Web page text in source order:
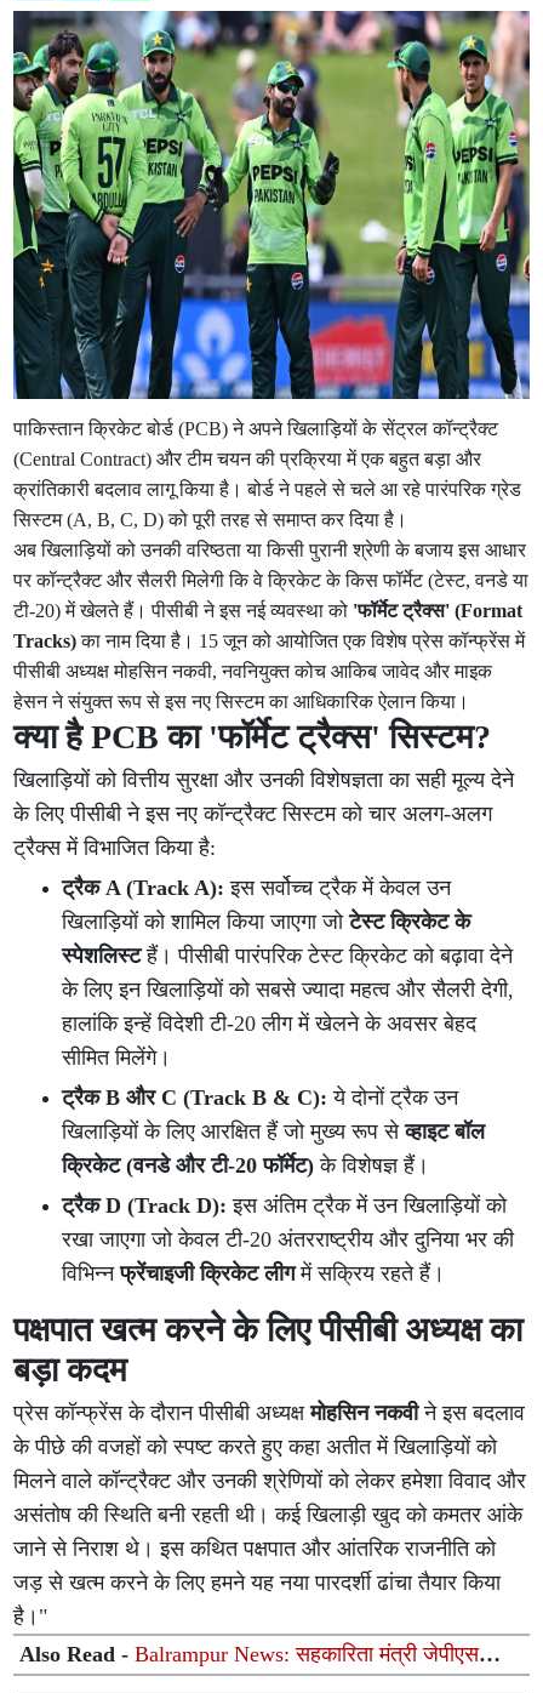
पाकिस्तान क्रिकेट बोर्ड (PCB) ने अपने खिलाड़ियों के सेंट्रल कॉन्ट्रैक्ट
(Central Contract) और टीम चयन की प्रक्रिया में एक बहुत बड़ा और
क्रांतिकारी बदलाव लागू किया है। बोर्ड ने पहले से चले आ रहे पारंपरिक ग्रेड
सिस्टम (A, B, C, D) को पूरी तरह से समाप्त कर दिया है।
अब खिलाड़ियों को उनकी वरिष्ठता या किसी पुरानी श्रेणी के बजाय इस आधार
पर कॉन्ट्रैक्ट और सैलरी मिलेगी कि वे क्रिकेट के किस फॉर्मेट (टेस्ट, वनडे या
टी-20) में खेलते हैं। पीसीबी ने इस नई व्यवस्था को 'फॉर्मेट ट्रैक्स' (Format
Tracks)का नाम दिया है। 15 जून को आयोजित एक विशेष प्रेस कॉन्फ्रेंस में
पीसीबी अध्यक्ष मोहसिन नकवी, नवनियुक्त कोच आकिब जावेद और माइक
हेसन ने संयुक्त रूप से इस नए सिस्टम का आधिकारिक ऐलान किया।
क्या है PCB का 'फॉर्मेट ट्रैक्स' सिस्टम?
खिलाड़ियों को वित्तीय सुरक्षा और उनकी विशेषज्ञता का सही मूल्य देने
के लिए पीसीबी ने इस नए कॉन्ट्रैक्ट सिस्टम को चार अलग-अलग
ट्रैक्स में विभाजित किया है:
ट्रैक A (Track A): इस सर्वोच्च ट्रैक में केवल उन
खिलाड़ियों को शामिल किया जाएगा जोटेस्ट क्रिकेट के
स्पेशलिस्टहैं। पीसीबी पारंपरिक टेस्ट क्रिकेट को बढ़ावा देने
के लिए इन खिलाड़ियों को सबसे ज्यादा महत्व और सैलरी देगी,
हालांकि इन्हें विदेशी टी-20 लीग में खेलने के अवसर बेहद
सीमित मिलेंगे।
ट्रैक B और C (Track B & C): ये दोनों ट्रैक उन
खिलाड़ियों के लिए आरक्षित हैं जो मुख्य रूप सेव्हाइट बॉल
क्रिकेट (वनडे और टी-20 फॉर्मेट) के विशेषज्ञ हैं।
ट्रैक D (Track D): इस अंतिम ट्रैक में उन खिलाड़ियों को
रखा जाएगा जो केवल टी-20 अंतरराष्ट्रीय और दुनिया भर की
विभिन्नफ्रेंचाइजी क्रिकेट लीगमें सक्रिय रहते हैं।
पक्षपात खत्म करने के लिए पीसीबी अध्यक्ष का
बड़ा कदम
प्रेस कॉन्फ्रेंस के दौरान पीसीबी अध्यक्षमोहसिन नकवीने इस बदलाव
के पीछे की वजहों को स्पष्ट करते हुए कहा अतीत में खिलाड़ियों को
मिलने वाले कॉन्ट्रैक्ट और उनकी श्रेणियों को लेकर हमेशा विवाद और
असंतोष की स्थिति बनी रहती थी। कई खिलाड़ी खुद को कमतर आंके
जाने से निराश थे। इस कथित पक्षपात और आंतरिक राजनीति को
जड़ से खत्म करने के लिए हमने यह नया पारदर्शी ढांचा तैयार किया
है।"
Also Read -Balrampur News: सहकारिता मंत्री जेपीएस
राठौर का बलरामपुर सीमा पर भव्य स्वागत, भाजपाइयों में दिखा भारी